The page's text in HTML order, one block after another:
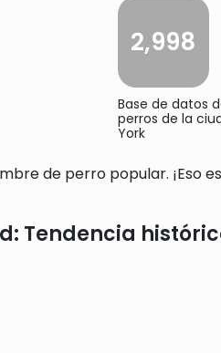
2,998
Base de datos
perros de la
York
de perro popular. ¡Eso
Tendencia